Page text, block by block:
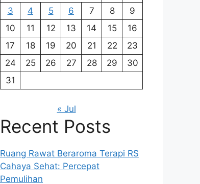
3
4 5 6 7 8
9
10
11 12 13 14 15
16
17
18 19 20 21 22
23
24
25 26 27 28 29
30
31
« Jul
Recent Posts
Ruang Rawat Beraroma Terapi RS
Cahaya Sehat: Percepat
Pemulihan